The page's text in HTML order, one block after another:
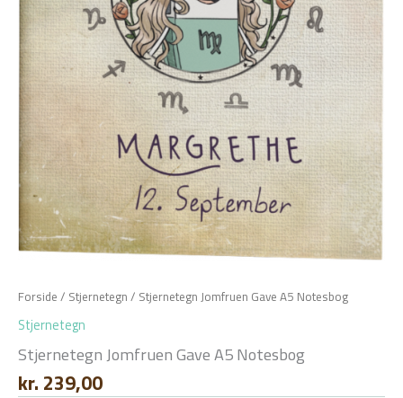
Forside / Stjernetegn / Stjernetegn Jomfruen Gave A5 Notesbog
Stjernetegn
Stjernetegn Jomfruen Gave A5 Notesbog
kr. 239,00